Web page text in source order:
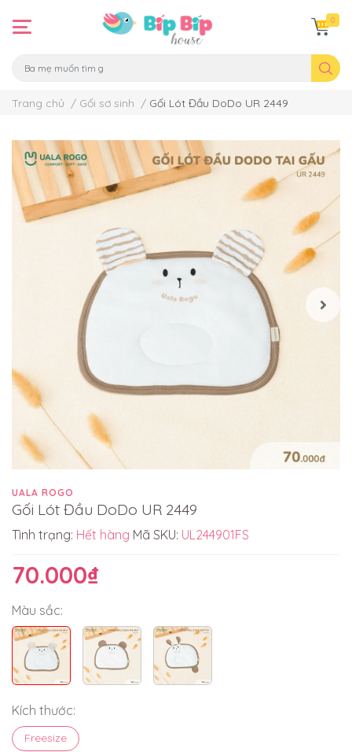
0
Trang chủ / Gối sơ sinh / Gối Lót Đầu DoDo UR 2449
UALA ROGO
Gối Lót Đầu DoDo UR 2449
Tình trạng: Hết hàng Mã SKU: UL244901FS
70.000₫
Màu sắc:
Kích thước:
Freesize